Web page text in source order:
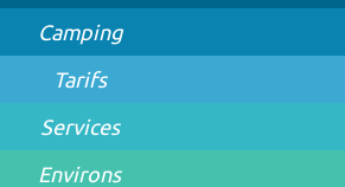
Camping
Tarifs
Services
Environs